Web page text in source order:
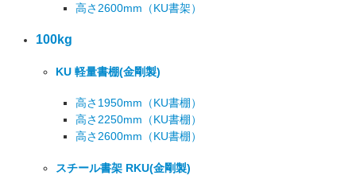
高さ2600mm （KU書架）
100kg
KU 軽量書棚(金剛製)
高さ1950mm （KU書棚）
高さ2250mm （KU書棚）
高さ2600mm （KU書棚）
スチール書架 RKU(金剛製)